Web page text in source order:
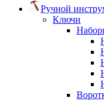
Ручной
Ключи